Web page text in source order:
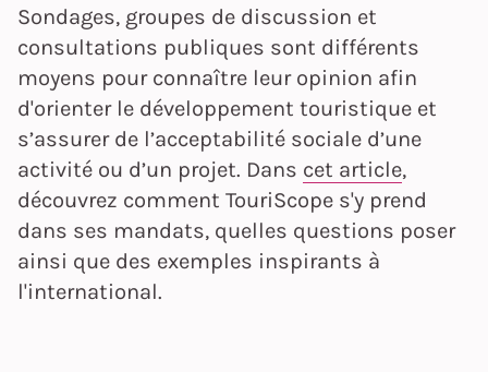
Sondages, groupes de discussion et
consultations publiques sont différents
moyens pour connaître leur opinion afin
d'orienter le développement touristique et
s’assurer de l’acceptabilité sociale d’une
activité ou d’un projet. Dans cet article,
découvrez comment TouriScope s'y prend
dans ses mandats, quelles questions poser
ainsi que des exemples inspirants à
l'international.